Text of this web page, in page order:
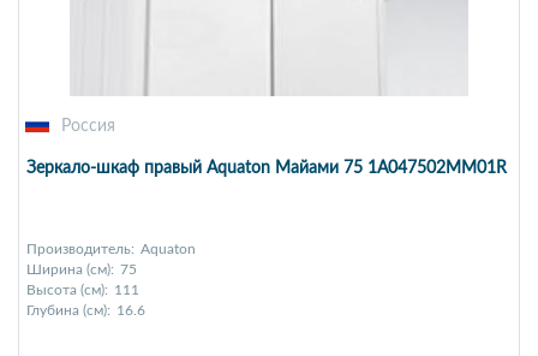
Россия
Зеркало-шкаф правый Aquaton Майами 75 1A047502MM01R
Производитель: Aquaton
Ширина (см): 75
Высота (см): 111
Глубина (см): 16.6